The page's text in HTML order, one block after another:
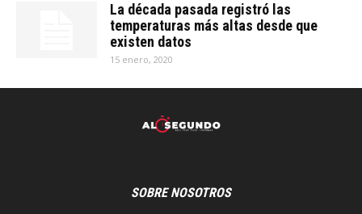
La década pasada registró las
temperaturas más altas desde que
existen datos
15 enero, 2020
SOBRE NOSOTROS